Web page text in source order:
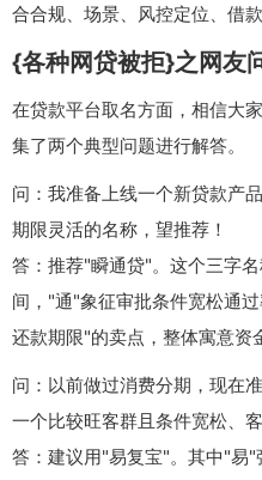
合合规、场景、风控定位、借
{各种网贷被拒}之网友
在贷款平台取名方面，相信大
集了两个典型问题进行解答。
问：我准备上线一个新贷款产
期限灵活的名称，望推荐！
答：推荐"瞬通贷"。这个三字
间，"通"象征审批条件宽松通
还款期限"的卖点，整体寓意资
问：以前做过消费分期，现在
一个比较旺客群且条件宽松、
答：建议用"易复宝"。其中"易